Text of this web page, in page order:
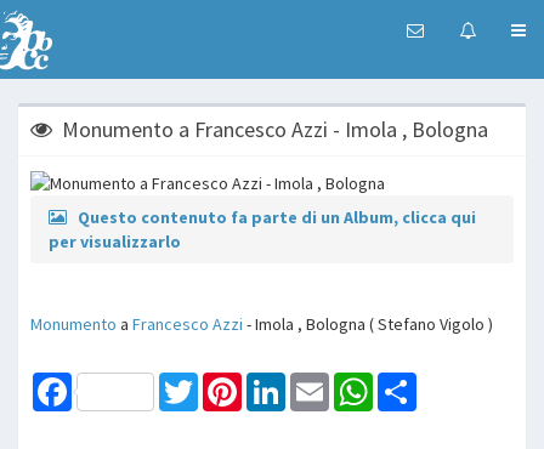
Monumento a Francesco Azzi - Imola , Bologna
Questo contenuto fa parte di un Album, clicca qui
per visualizzarlo
Monumento a Francesco Azzi - Imola , Bologna ( Stefano Vigolo )
Facebook TwitterPinterestLinkedInEmail WhatsApp